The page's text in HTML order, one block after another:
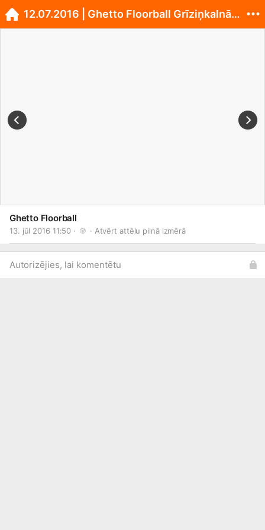
Ghetto Floorball
13. jūl 2016 11:50 · · Atvērt attēlu pilnā izmērā
Autorizējies, lai komentētu
12.07.2016 | Ghetto Floorball Grīziņkalnā U14&U16